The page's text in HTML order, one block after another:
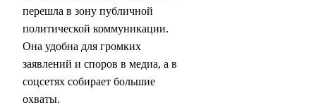
перешла в зону публичной
политической коммуникации.
Она удобна для громких
заявлений и споров в медиа, а в
соцсетях собирает большие
охваты.